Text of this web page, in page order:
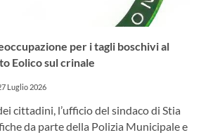
per i tagli boschivi al
Eolico sul crinale
Luglio 2026
cittadini, l’ufficio del sindaco di Stia
da parte della Polizia Municipale e